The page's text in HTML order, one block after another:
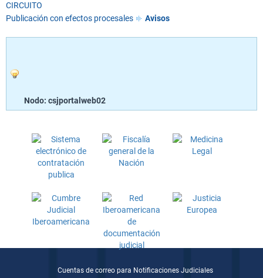
CIRCUITO
Publicación con efectos procesales
Avisos
Nodo: csjportalweb02
Cuentas de correo para Notificaciones Judiciales